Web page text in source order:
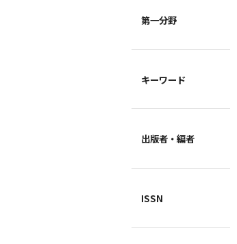
第一分野
キーワード
出版者・編者
ISSN